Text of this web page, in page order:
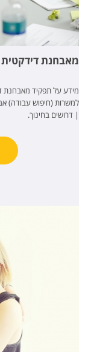
מאבחנת
מידע על תפקיד מאבחנת
למשרות (חיפוש עבודה)
| דרושים בחינוך.